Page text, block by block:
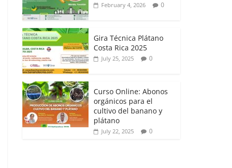
February 4, 2026 0
Gira Técnica Plátano
Costa Rica 2025
July 25, 2025 0
Curso Online: Abonos
orgánicos para el
cultivo del banano y
plátano
July 22, 2025 0